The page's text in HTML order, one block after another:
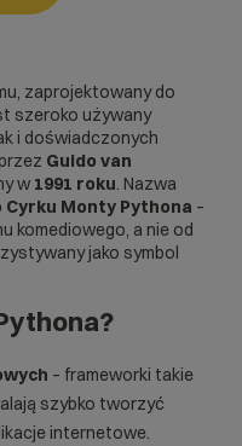
zaprojektowany do
szeroko używany
i doświadczonych
Guido van
w 1991 roku. Nazwa
Cyrku Monty Pythona –
komediowego, a nie od
jako symbol
– frameworki takie
szybko tworzyć
internetowe.